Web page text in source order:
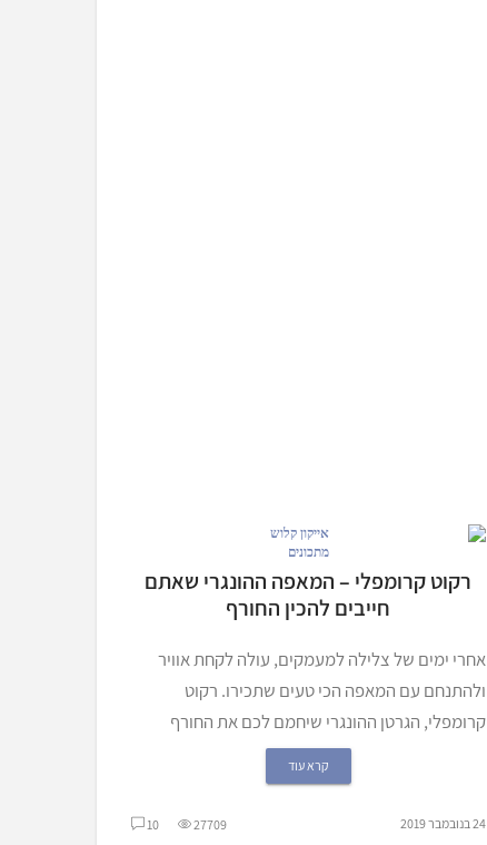
מתכונים
רקוט קרומפלי – המאפה ההונגרי שאתם
חייבים להכין החורף
אחרי ימים של צלילה למעמקים, עולה לקחת אוויר
ולהתנחם עם המאפה הכי טעים שתכירו. רקוט
קרומפלי, הגרטן ההונגרי שיחמם לכם את החורף
קרא עוד
24 בנובמבר 2019 27709
10